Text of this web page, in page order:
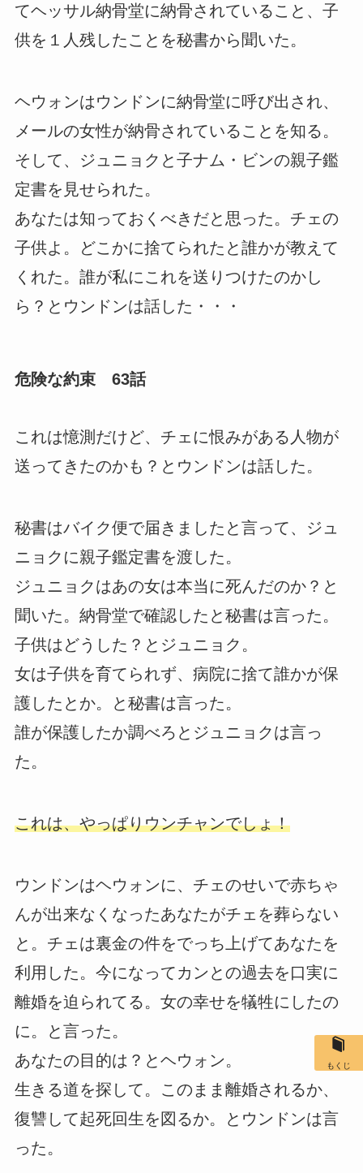
てヘッサル納骨堂に納骨されていること、子
供を１人残したことを秘書から聞いた。
ヘウォンはウンドンに納骨堂に呼び出され、
メールの女性が納骨されていることを知る。
そして、ジュニョクと子ナム・ビンの親子鑑
定書を見せられた。
あなたは知っておくべきだと思った。チェの
子供よ。どこかに捨てられたと誰かが教えて
くれた。誰が私にこれを送りつけたのかし
ら？とウンドンは話した・・・
危険な約束 63話
これは憶測だけど、チェに恨みがある人物が
送ってきたのかも？とウンドンは話した。
秘書はバイク便で届きましたと言って、ジュ
ニョクに親子鑑定書を渡した。
ジュニョクはあの女は本当に死んだのか？と
聞いた。納骨堂で確認したと秘書は言った。
子供はどうした？とジュニョク。
女は子供を育てられず、病院に捨て誰かが保
護したとか。と秘書は言った。
誰が保護したか調べろとジュニョクは言っ
た。
これは、やっぱりウンチャンでしょ！
ウンドンはヘウォンに、チェのせいで赤ちゃ
んが出来なくなったあなたがチェを葬らない
と。チェは裏金の件をでっち上げてあなたを
利用した。今になってカンとの過去を口実に
離婚を迫られてる。女の幸せを犠牲にしたの
に。と言った。
あなたの目的は？とヘウォン。
生きる道を探して。このまま離婚されるか、
復讐して起死回生を図るか。とウンドンは言
った。
もくじ